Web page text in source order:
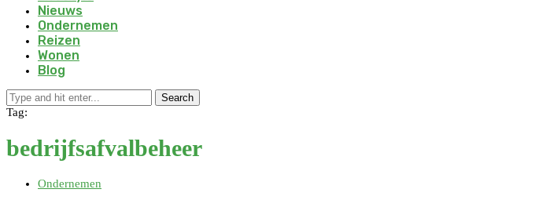
Nieuws
Ondernemen
Reizen
Wonen
Blog
Search
Tag:
bedrijfsafvalbeheer
Ondernemen